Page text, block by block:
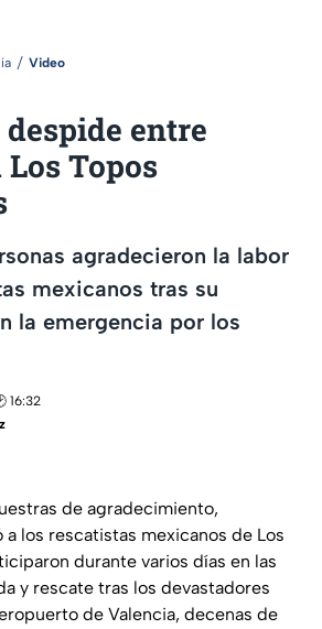
Video
entre
Topos
agradecieron la labor
mexicanos tras su
la emergencia por los
16:32
de agradecimiento,
los rescatistas mexicanos de Los
durante varios días en las
y rescate tras los devastadores
de Valencia, decenas de